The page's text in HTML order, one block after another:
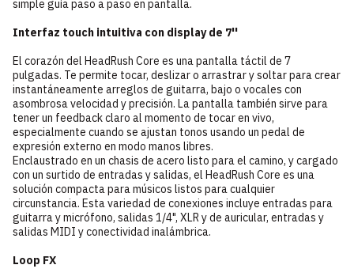
simple guía paso a paso en pantalla.
Interfaz touch intuitiva con display de 7''
El corazón del HeadRush Core es una pantalla táctil de 7
pulgadas. Te permite tocar, deslizar o arrastrar y soltar para crear
instantáneamente arreglos de guitarra, bajo o vocales con
asombrosa velocidad y precisión. La pantalla también sirve para
tener un feedback claro al momento de tocar en vivo,
especialmente cuando se ajustan tonos usando un pedal de
expresión externo en modo manos libres.
Enclaustrado en un chasis de acero listo para el camino, y cargado
con un surtido de entradas y salidas, el HeadRush Core es una
solución compacta para músicos listos para cualquier
circunstancia. Esta variedad de conexiones incluye entradas para
guitarra y micrófono, salidas 1/4", XLR y de auricular, entradas y
salidas MIDI y conectividad inalámbrica.
Loop FX